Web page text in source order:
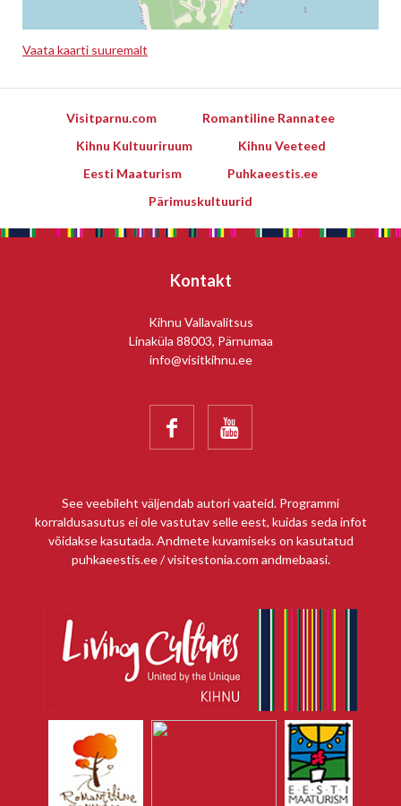
Vaata kaarti suuremalt
Visitparnu.com
Romantiline Rannatee
Kihnu Kultuuriruum
Kihnu Veeteed
Eesti Maaturism
Puhkaeestis.ee
Pärimuskultuurid
Kontakt
Kihnu Vallavalitsus
Linaküla 88003, Pärnumaa
info@visitkihnu.ee
 
See veebileht väljendab autori vaateid. Programmi
korraldusasutus ei ole vastutav selle eest, kuidas seda infot
võidakse kasutada. Andmete kuvamiseks on kasutatud
puhkaeestis.ee / visitestonia.com andmebaasi.